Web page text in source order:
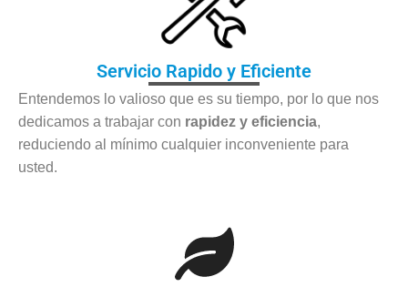
Servicio Rapido y Eficiente
Entendemos lo valioso que es su tiempo, por lo que nos
dedicamos a trabajar con rapidez y eficiencia,
reduciendo al mínimo cualquier inconveniente para
usted.